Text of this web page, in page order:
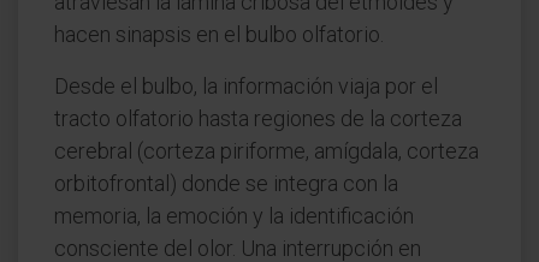
hacen sinapsis en el bulbo olfatorio.
Desde el bulbo, la información viaja por el
tracto olfatorio hasta regiones de la corteza
cerebral (corteza piriforme, amígdala, corteza
orbitofrontal) donde se integra con la
memoria, la emoción y la identificación
consciente del olor. Una interrupción en